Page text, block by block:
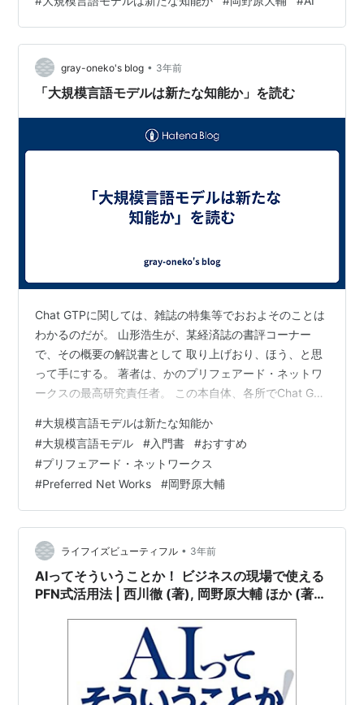
で、どんなことができるのか。入門書として選んだ。以
下抜き書きで。 「LLMとChatGPTの違いLLMは、膨大な
テキストデータから学習し、高度な言語理解を実現する
技術です。 一方のChatGPTは、LLMを応用して人と自然
な会話ができるように特化した対話型A…
gray-oneko's blog • 3年前
「大規模言語モデルは新たな知能か」を読む
Chat GTPに関しては、雑誌の特集等でおおよそのことは
わかるのだが。 山形浩生が、某経済誌の書評コーナー
で、その概要の解説書として 取り上げおり、ほう、と思
って手にする。 著者は、かのプリフェアード・ネットワ
ークスの最高研究責任者。 この本自体、各所でChat GTP
新書版。 難しい内容を実にわかりやすく、数式などは使
わずに解説している。 時に哲学的な内容になりそうなも
のを、あっさり、合理的に。 よほど頭のよい、かつ言語
能力が高い人なのかしらん、と思ったが 人工知能・言語
処理の研究者で、そこを突っ込んで考えてきたというこ
となのか。 それに…
#大規模言語モデルは新たな知能か
#大規模言語モデル #入門書 #おすすめ
#プリフェアード・ネットワークス
#Preferred Net Works #岡野原大輔
ライフイズビューティフル • 3年前
AIってそういうことか！ ビジネスの現場で使える
PFN式活用法 | 西川徹 (著), 岡野原大輔 ほか (著) |